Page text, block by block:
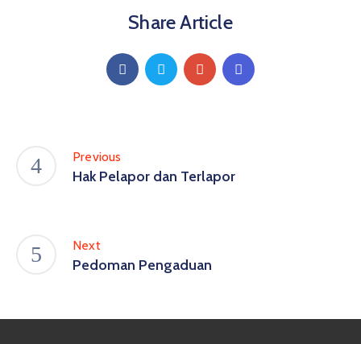
Share Article
Previous
Hak Pelapor dan Terlapor
Next
Pedoman Pengaduan